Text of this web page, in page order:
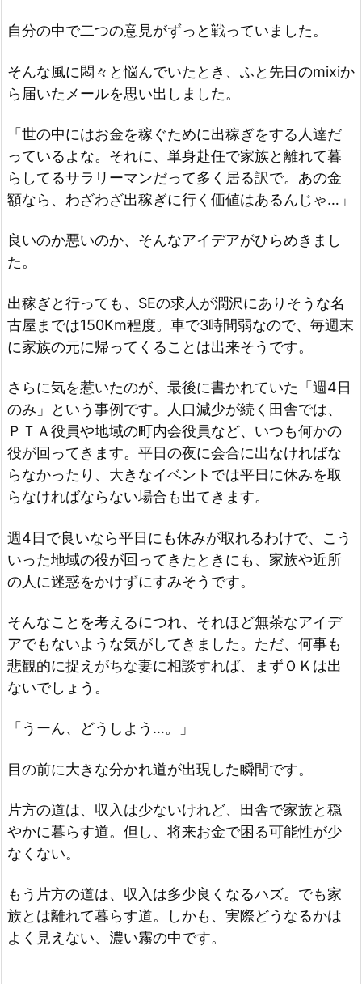
自分の中で二つの意見がずっと戦っていました。
そんな風に悶々と悩んでいたとき、ふと先日のmixiか
ら届いたメールを思い出しました。
「世の中にはお金を稼ぐために出稼ぎをする人達だ
っているよな。それに、単身赴任で家族と離れて暮
らしてるサラリーマンだって多く居る訳で。あの金
額なら、わざわざ出稼ぎに行く価値はあるんじゃ…」
良いのか悪いのか、そんなアイデアがひらめきまし
た。
出稼ぎと行っても、SEの求人が潤沢にありそうな名
古屋までは150Km程度。車で3時間弱なので、毎週末
に家族の元に帰ってくることは出来そうです。
さらに気を惹いたのが、最後に書かれていた「週4日
のみ」という事例です。人口減少が続く田舎では、
ＰＴＡ役員や地域の町内会役員など、いつも何かの
役が回ってきます。平日の夜に会合に出なければな
らなかったり、大きなイベントでは平日に休みを取
らなければならない場合も出てきます。
週4日で良いなら平日にも休みが取れるわけで、こう
いった地域の役が回ってきたときにも、家族や近所
の人に迷惑をかけずにすみそうです。
そんなことを考えるにつれ、それほど無茶なアイデ
アでもないような気がしてきました。ただ、何事も
悲観的に捉えがちな妻に相談すれば、まずＯＫは出
ないでしょう。
「うーん、どうしよう…。」
目の前に大きな分かれ道が出現した瞬間です。
片方の道は、収入は少ないけれど、田舎で家族と穏
やかに暮らす道。但し、将来お金で困る可能性が少
なくない。
もう片方の道は、収入は多少良くなるハズ。でも家
族とは離れて暮らす道。しかも、実際どうなるかは
よく見えない、濃い霧の中です。